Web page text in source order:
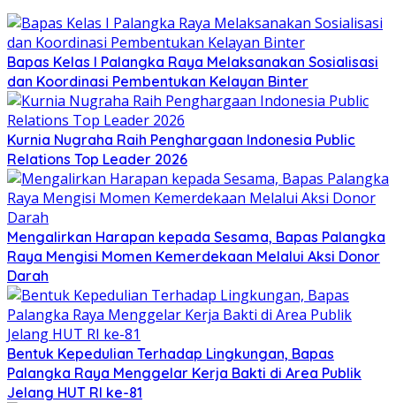
Bapas Kelas I Palangka Raya Melaksanakan Sosialisasi
dan Koordinasi Pembentukan Kelayan Binter
Kurnia Nugraha Raih Penghargaan Indonesia Public
Relations Top Leader 2026
Mengalirkan Harapan kepada Sesama, Bapas Palangka
Raya Mengisi Momen Kemerdekaan Melalui Aksi Donor
Darah
Bentuk Kepedulian Terhadap Lingkungan, Bapas
Palangka Raya Menggelar Kerja Bakti di Area Publik
Jelang HUT RI ke-81